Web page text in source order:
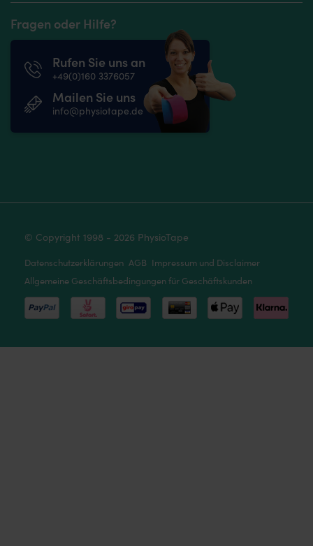
Fragen oder Hilfe?
Rufen Sie uns an
+49(0)160 3376057
Mailen Sie uns
info@physiotape.de
© Copyright 1998 - 2026 PhysioTape
Datenschutzerklärungen AGB Impressum und Disclaimer
Allgemeine Geschäftsbedingungen für Geschäftskunden